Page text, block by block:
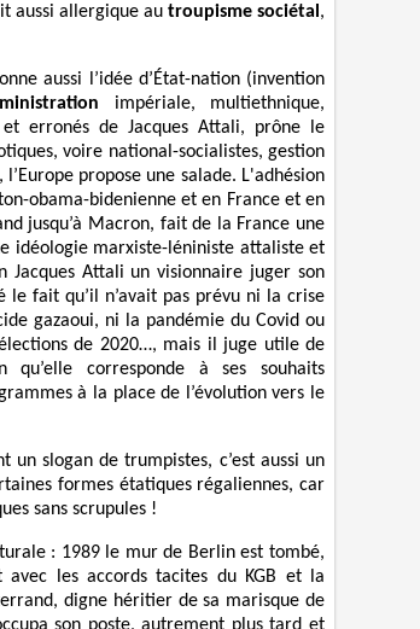
aussi allergique au troupisme sociétal ,
aussi l’idée d’État-nation (invention
impériale, multiethnique,
erronés de Jacques Attali, prône le
voire national-socialistes, gestion
propose une salade. L'adhésion
obama-bidenienne et en France et en
jusqu’à Macron, fait de la France une
idéologie marxiste-léniniste attaliste et
Attali un visionnaire juger son
fait qu’il n’avait pas prévu ni la crise
gazaoui, ni la pandémie du Covid ou
de 2020…, mais il juge utile de
corresponde à ses souhaits
à la place de l’évolution vers le
un slogan de trumpistes, c’est aussi un
formes étatiques régaliennes, car
sans scrupules !
: 1989 le mur de Berlin est tombé,
les accords tacites du KGB et la
digne héritier de sa marisque de